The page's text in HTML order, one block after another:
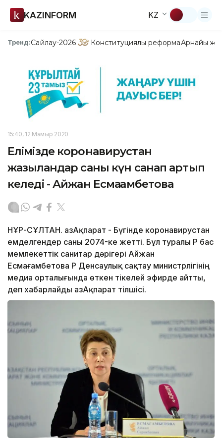
KAZINFORM KZ
Тренд:Сайлау-2026 Конституциялық реформаАрнайы
15:40, 12 Мамыр 2020
Елімізде коронавирустан
жазылғандар саны күн санап артып
келеді - Айжан Есмағамбетова
НҰР-СҰЛТАН. ҚазАқпарат - Бүгінде коронавирустан
емделгендер саны 2074-ке жетті. Бұл туралы ҚР бас
мемлекеттік санитар дәрігері Айжан
Есмағамбетова ҚР Денсаулық сақтау министрлігінің
медиа орталығында өткен тікелей эфирде айтты,
деп хабарлайды ҚазАқпарат тілшісі.